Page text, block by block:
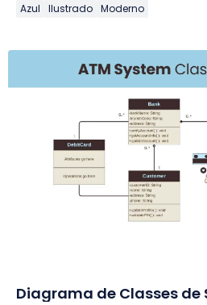
Azul Ilustrado Moderno